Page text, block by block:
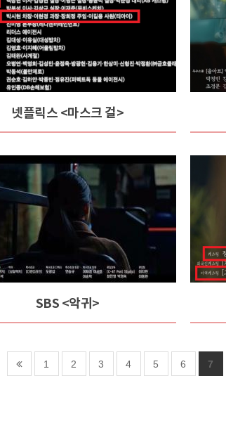
넷플릭스 <마스크 걸>
SBS <악귀>
1 2 3 4 5 6 7